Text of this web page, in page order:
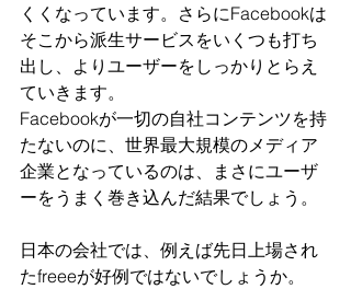
くくなっています。さらにFacebookは
そこから派生サービスをいくつも打ち
出し、よりユーザーをしっかりとらえ
ていきます。
Facebookが一切の自社コンテンツを持
たないのに、世界最大規模のメディア
企業となっているのは、まさにユーザ
ーをうまく巻き込んだ結果でしょう。
日本の会社では、例えば先日上場され
たfreeeが好例ではないでしょうか。